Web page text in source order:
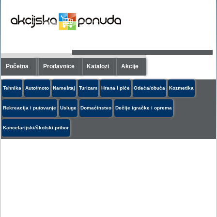
Početna Prodavnice Katalozi Akcije
Tehnika Auto/moto Nameštaj Turizam Hrana i piće Odeća/obuća Kozmetika
Rekreacija i putovanje Usluge Domaćinstvo Dečije igračke i oprema
Kancelarijski/školski pribor